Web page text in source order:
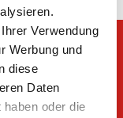
Verwendung
Werbung und
diese
Daten
oder die